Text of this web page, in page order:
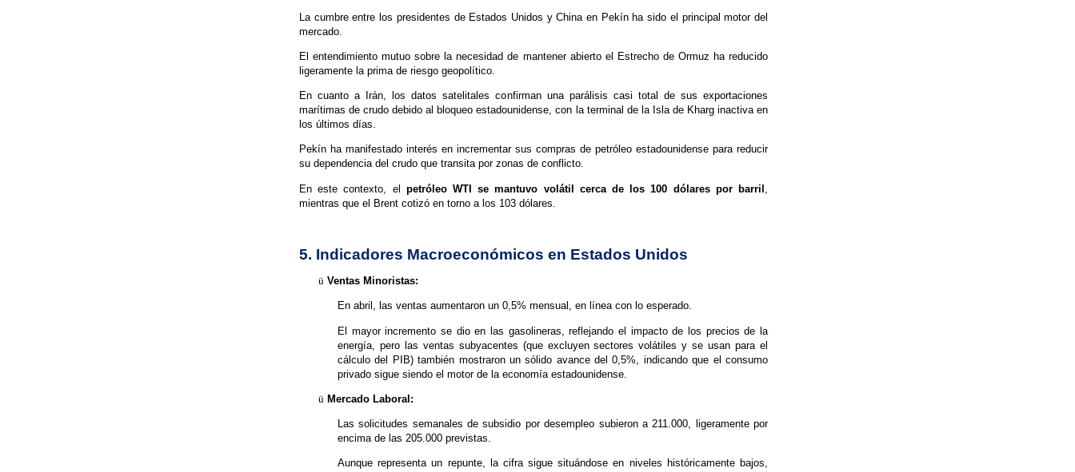
La cumbre entre los presidentes de Estados Unidos y China en Pekín ha sido el principal motor del
mercado.
El entendimiento mutuo sobre la necesidad de mantener abierto el Estrecho de Ormuz ha reducido
ligeramente la prima de riesgo geopolítico.
En cuanto a Irán, los datos satelitales confirman una parálisis casi total de sus exportaciones
marítimas de crudo debido al bloqueo estadounidense, con la terminal de la Isla de Kharg inactiva en
los últimos días.
Pekín ha manifestado interés en incrementar sus compras de petróleo estadounidense para reducir
su dependencia del crudo que transita por zonas de conflicto.
En este contexto, el petróleo WTI se mantuvo volátil cerca de los 100 dólares por barril
mientras que el Brent cotizó en torno a los 103 dólares.
5. Indicadores Macroeconómicos en Estados Unidos
ü Ventas Minoristas:
En abril, las ventas aumentaron un 0,5% mensual, en línea con lo esperado.
El mayor incremento se dio en las gasolineras, reflejando el impacto de los precios de la
energía, pero las ventas subyacentes (que excluyen sectores volátiles y se usan para el
cálculo del PIB) también mostraron un sólido avance del 0,5%, indicando que el consumo
privado sigue siendo el motor de la economía estadounidense.
ü Mercado Laboral:
Las solicitudes semanales de subsidio por desempleo subieron a 211.000, ligeramente por
encima de las 205.000 previstas.
Aunque representa un repunte, la cifra sigue situándose en niveles históricamente bajos,